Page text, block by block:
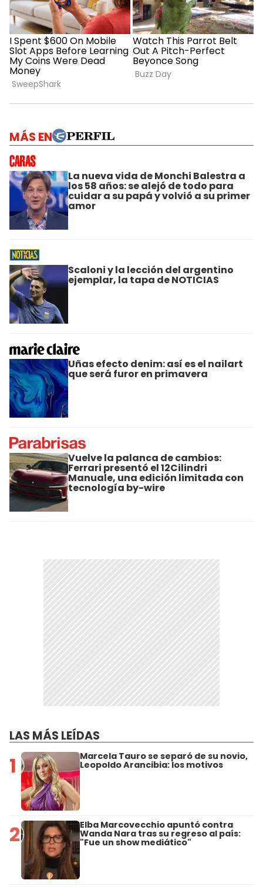
MÁS EN
La nueva vida de Monchi Balestra a
los 58 años: se alejó de todo para
cuidar a su papá y volvió a su primer
amor
Scaloni y la lección del argentino
ejemplar, la tapa de NOTICIAS
Uñas efecto denim: así es el nailart
que será furor en primavera
Vuelve la palanca de cambios:
Ferrari presentó el 12Cilindri
Manuale, una edición limitada con
tecnología by-wire
LAS MÁS LEÍDAS
1 Marcela Tauro se separó de su novio,
Leopoldo Arancibia: los motivos
2 Elba Marcovecchio apuntó contra
Wanda Nara tras su regreso al país:
"Fue un show mediático"